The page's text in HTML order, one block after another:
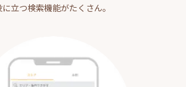
に立つ検索機能がたくさん。